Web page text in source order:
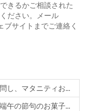
きるかご相談された
ださい。メール
ブサイトまでご連絡く
よびベビー用寝具市場を調査
節句のお菓子を贈呈